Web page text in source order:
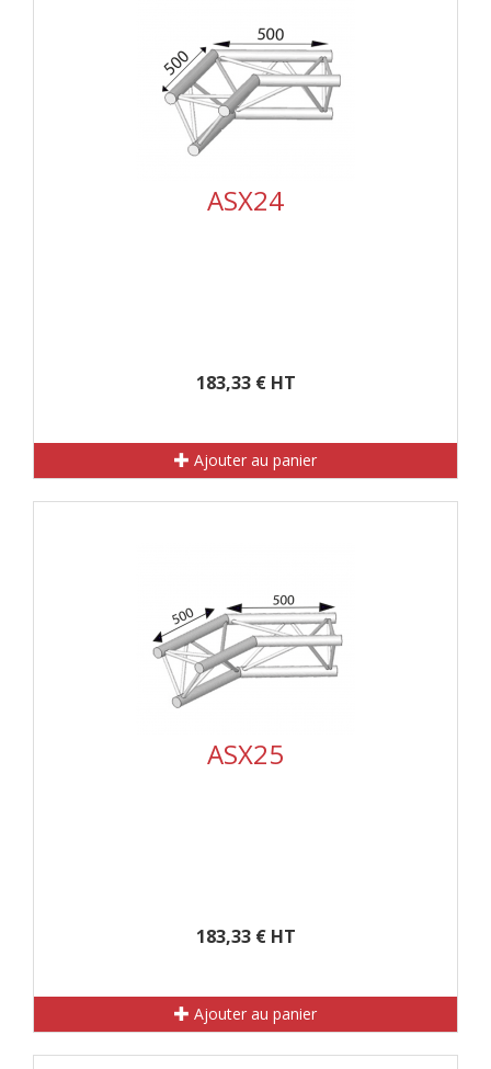
ASX24
183,33 € HT
Ajouter au panier
ASX25
183,33 € HT
Ajouter au panier